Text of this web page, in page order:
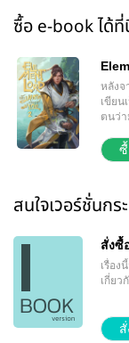
ซื้อ e-book ได้
หลังจ
เขียน
ตนว่
สั่งสม
เพื่อ
ชาติ
ซื้
สนใจเวอร์ชั่นกร
สั่งซื้
เรื่อง
เกี่ยว